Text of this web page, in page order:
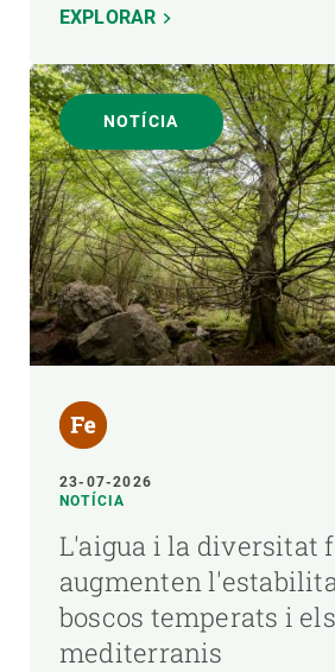
EXPLORAR
NOTÍCIA
23-07-2026
NOTÍCIA
L'aigua i la diversitat
augmenten
boscos temperats i els
mediterranis